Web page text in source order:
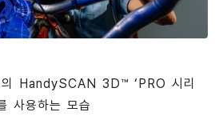
HandySCAN 3D™ ‘PRO 시리
사용하는 모습